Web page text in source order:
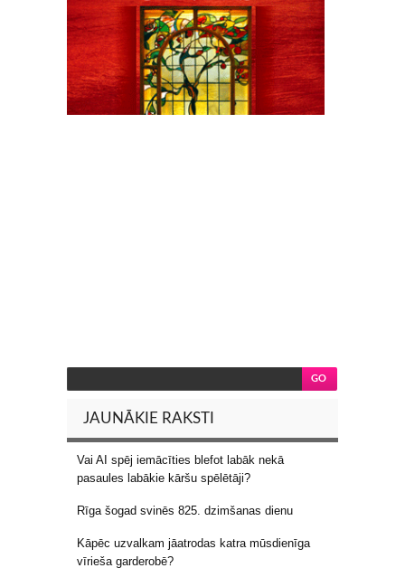
JAUNĀKIE RAKSTI
Vai AI spēj iemācīties blefot labāk nekā
pasaules labākie kāršu spēlētāji?
Rīga šogad svinēs 825. dzimšanas dienu
Kāpēc uzvalkam jāatrodas katra mūsdienīga
vīrieša garderobē?